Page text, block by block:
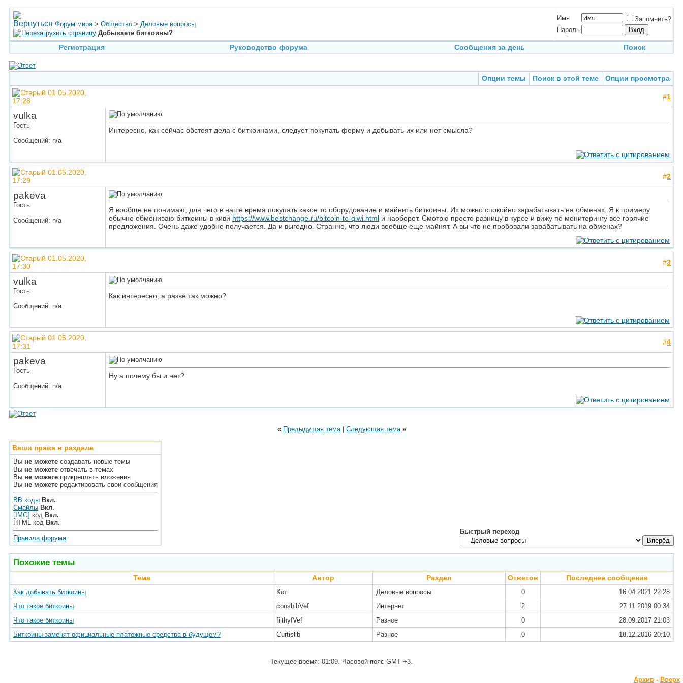
Форум мира > Общество > Деловые вопросы
Добываете биткоины?
Имя
Запомнить?
Пароль
Регистрация Руководство форума Сообщения за день Поиск
Опции темы Поиск в этой теме
Опции просмотра
01.05.2020,
17:28
#1
vulka
Гость
Сообщений: n/a
Интересно, как сейчас обстоят дела с биткоинами, следует покупать ферму и добывать их или нет смысла?
01.05.2020,
17:29
#2
pakeva
Гость
Сообщений: n/a
Я вообще не понимаю, для чего в наше время покупать какое то оборудование и майнить биткоины. Их можно спокойно зарабатывать на обменах. Я к примеру
обычно обмениваю биткоины в киви https://www.bestchange.ru/bitcoin-to-qiwi.html и наоборот. Смотрю просто разницу в курсе и вижу по мониторингу все горячие
предложения. Очень даже удобно получается. Да и выгодно. Странно, что люди вообще еще майнят. А вы что не пробовали зарабатывать на обменах?
01.05.2020,
17:30
#3
vulka
Гость
Сообщений: n/a
Как интересно, а разве так можно?
01.05.2020,
17:31
#4
pakeva
Гость
Сообщений: n/a
Ну а почему бы и нет?
« Предыдущая тема| Следующая тема »
Ваши права в разделе
Вы не можете создавать новые темы
Вы не можете отвечать в темах
Вы не можете прикреплять вложения
Вы не можете редактировать свои сообщения
BB коды Вкл.
Смайлы Вкл.
[IMG] код Вкл.
HTML код Вкл.
Правила форума
Быстрый переход
Похожие темы
Тема Автор Раздел Ответов Последнее сообщение
Как добывать биткоины Кот Деловые вопросы 0 16.04.2021 22:28
Что такое биткоины
consbibVef Интернет 2 27.11.2019 00:34
Что такое биткоины
filthyfVef Разное 0 28.09.2017 21:03
Биткоины заменят официальные платежные средства в будущем?
Curtislib Разное 0 18.12.2016 20:10
Текущее время: 01:09. Часовой пояс GMT +3.
Архив - Вверх